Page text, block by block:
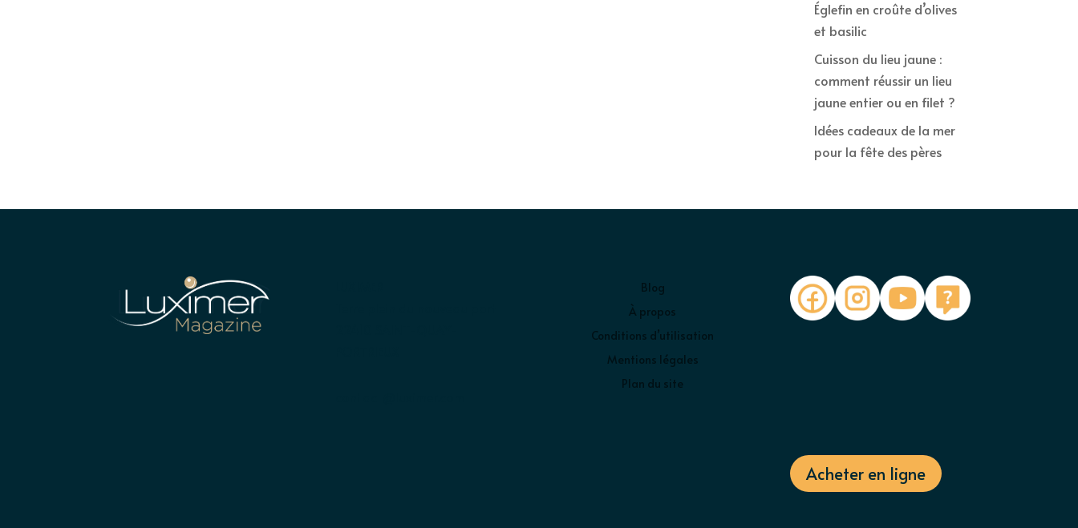
Églefin en croûte d’olives
et basilic
Cuisson du lieu jaune :
comment réussir un lieu
jaune entier ou en filet ?
Idées cadeaux de la mer
pour la fête des pères
Blog
À propos
Conditions d’utilisation
Mentions légales
Plan du site
Acheter en ligne